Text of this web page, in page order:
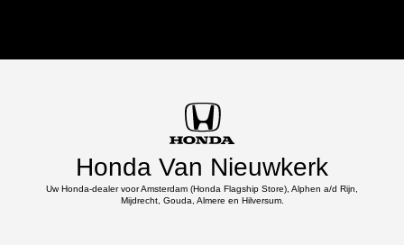
Honda Van Nieuwkerk
Uw Honda-dealer voor Amsterdam (Honda Flagship Store), Alphen a/d Rijn,
Mijdrecht, Gouda, Almere en Hilversum.